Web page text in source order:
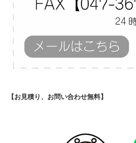
【お見積り、お問い合わせ無料】